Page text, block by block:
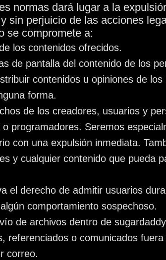
normas dará lugar a la
sin perjuicio de las acciones
se compromete a:
los contenidos ofrecidos.
de pantalla del contenido de los
contenidos u opiniones de
forma.
de los creadores, usuarios y
programadores. Seremos
con una expulsión inmediata.
y cualquier contenido que pueda
el derecho de admitir usuarios
comportamiento sospechoso.
de archivos dentro de
referenciados o comunicados
correo.